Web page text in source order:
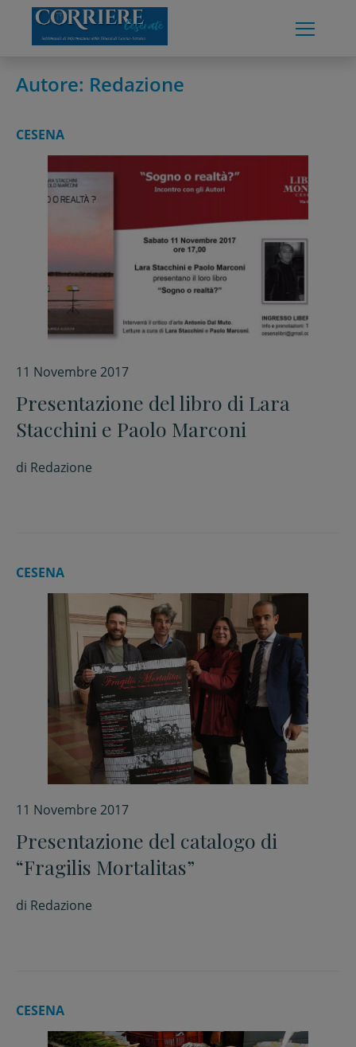
content
Autore: Redazione
CESENA
11 Novembre 2017
Presentazione del libro di Lara
Stacchini e Paolo Marconi
di Redazione
CESENA
11 Novembre 2017
Presentazione del catalogo di
“Fragilis Mortalitas”
di Redazione
CESENA